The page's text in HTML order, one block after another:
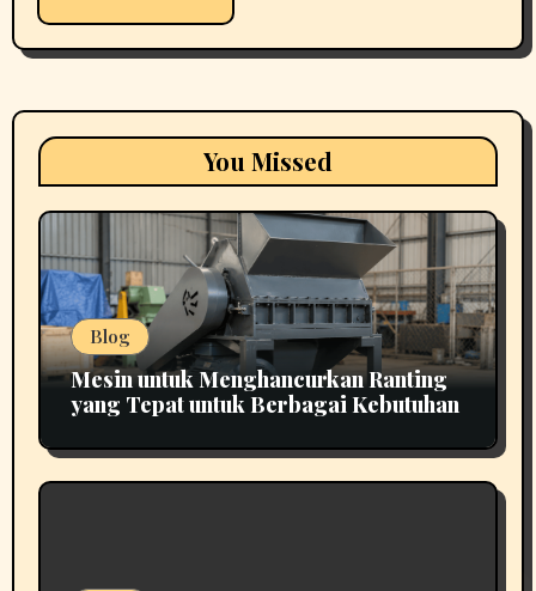
You Missed
Blog
Mesin untuk Menghancurkan Ranting
yang Tepat untuk Berbagai Kebutuhan